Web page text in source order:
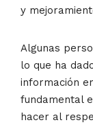
y
Algunas
lo que ha
información
fundamental
hacer al